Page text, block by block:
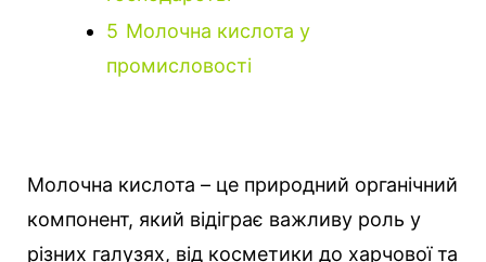
5 Молочна кислота у
промисловості
Молочна кислота – це природний органічний
компонент, який відіграє важливу роль у
різних галузях, від косметики до харчової та